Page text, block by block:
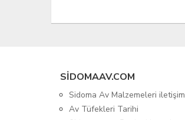
SIDOMAAV.COM
Sidoma Av Malzemeleri iletişim
Av Tüfekleri Tarihi